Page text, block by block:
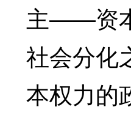
主——资
社会分化
本权力的